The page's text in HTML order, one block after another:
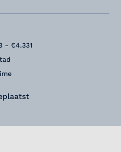
- €4.331